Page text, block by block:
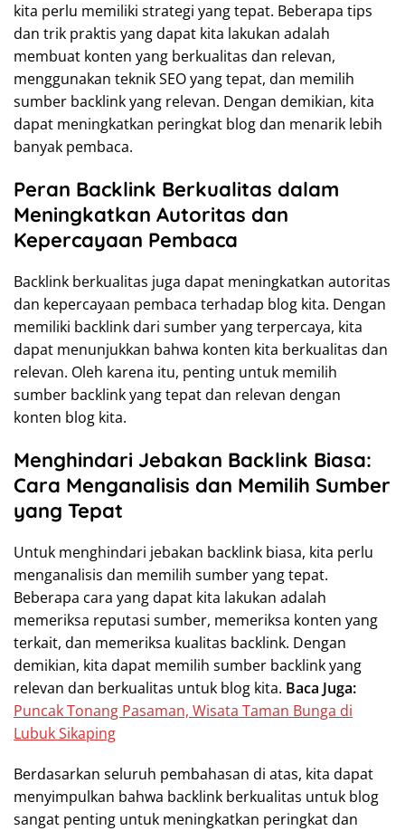
kita perlu memiliki strategi yang tepat. Beberapa tips
dan trik praktis yang dapat kita lakukan adalah
membuat konten yang berkualitas dan relevan,
menggunakan teknik SEO yang tepat, dan memilih
sumber backlink yang relevan. Dengan demikian, kita
dapat meningkatkan peringkat blog dan menarik lebih
banyak pembaca.
Peran Backlink Berkualitas dalam
Meningkatkan Autoritas dan
Kepercayaan Pembaca
Backlink berkualitas juga dapat meningkatkan autoritas
dan kepercayaan pembaca terhadap blog kita. Dengan
memiliki backlink dari sumber yang terpercaya, kita
dapat menunjukkan bahwa konten kita berkualitas dan
relevan. Oleh karena itu, penting untuk memilih
sumber backlink yang tepat dan relevan dengan
konten blog kita.
Menghindari Jebakan Backlink Biasa:
Cara Menganalisis dan Memilih Sumber
yang Tepat
Untuk menghindari jebakan backlink biasa, kita perlu
menganalisis dan memilih sumber yang tepat.
Beberapa cara yang dapat kita lakukan adalah
memeriksa reputasi sumber, memeriksa konten yang
terkait, dan memeriksa kualitas backlink. Dengan
demikian, kita dapat memilih sumber backlink yang
relevan dan berkualitas untuk blog kita. Baca Juga:
Puncak Tonang Pasaman, Wisata Taman Bunga di
Lubuk Sikaping
Berdasarkan seluruh pembahasan di atas, kita dapat
menyimpulkan bahwa backlink berkualitas untuk blog
sangat penting untuk meningkatkan peringkat dan